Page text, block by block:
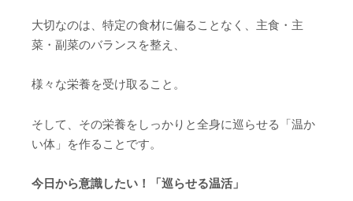
大切なのは、特定の食材に偏ることなく、主食・主
菜・副菜のバランスを整え、
様々な栄養を受け取ること。
そして、その栄養をしっかりと全身に巡らせる「温か
い体」を作ることです。
今日から意識したい！「巡らせる温活」